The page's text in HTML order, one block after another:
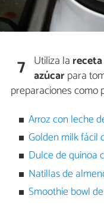
7 Utiliza la
azúcarpara
preparaciones como
Arroz con leche
Golden milk fácil
Dulce de quinoa
Natillas de
Smoothie bowl